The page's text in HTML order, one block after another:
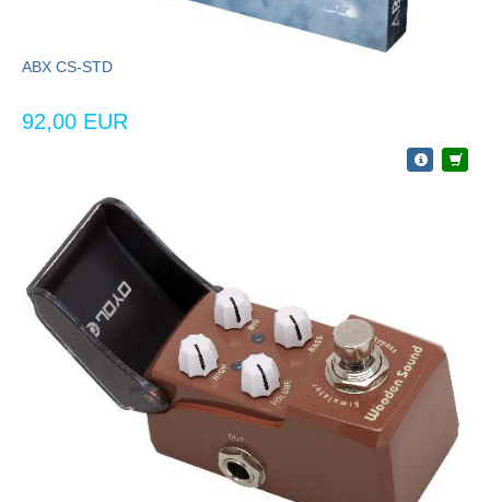
ABX CS-STD
92,00 EUR